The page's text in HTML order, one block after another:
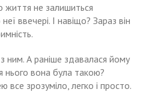
життя не залишиться
ввечері. І навіщо? Зараз він
ним. А раніше здавалася йому
нього вона була такою?
зрозуміло, легко і просто.